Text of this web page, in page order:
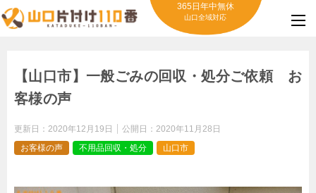
365日年中無休
山口全域対応
【山口市】一般ごみの回収・処分ご依頼 お
客様の声
更新日： 2020年12月19日 公開日： 2020年11月28日
お客様の声
不用品回収・処分 山口市